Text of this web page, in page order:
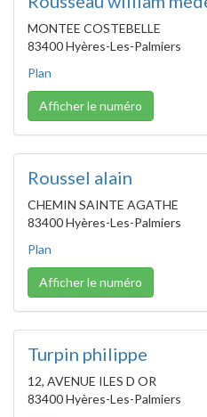
MONTEE COSTEBELLE
83400 Hyères-Les-Palmiers
Plan
Afficher le numéro
Roussel alain
CHEMIN SAINTE AGATHE
83400 Hyères-Les-Palmiers
Plan
Afficher le numéro
Turpin philippe
12, AVENUE ILES D OR
83400 Hyères-Les-Palmiers